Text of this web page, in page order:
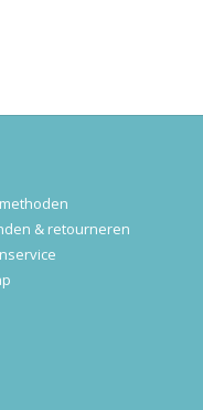
& retourneren